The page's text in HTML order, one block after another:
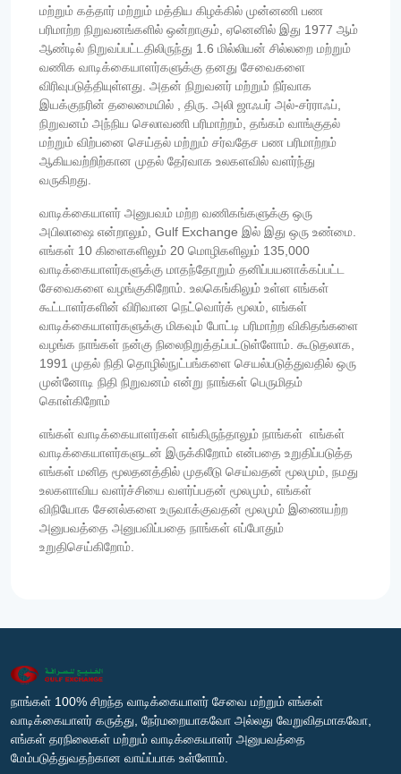
மற்றும் கத்தார் மற்றும் மத்திய கிழக்கில் முன்னணி பண
பரிமாற்ற நிறுவனங்களில் ஒன்றாகும், ஏனெனில் இது 1977 ஆம்
ஆண்டில் நிறுவப்பட்டதிலிருந்து 1.6 மில்லியன் சில்லறை மற்றும்
வணிக வாடிக்கையாளர்களுக்கு தனது சேவைகளை
விரிவுபடுத்தியுள்ளது. அதன் நிறுவனர் மற்றும் நிர்வாக
இயக்குநரின் தலைமையில் , திரு. அலி ஜாஃபர் அல்-சர்ராஃப்,
நிறுவனம் அந்நிய செலாவணி பரிமாற்றம், தங்கம் வாங்குதல்
மற்றும் விற்பனை செய்தல் மற்றும் சர்வதேச பண பரிமாற்றம்
ஆகியவற்றிற்கான முதல் தேர்வாக உலகளவில் வளர்ந்து
வருகிறது.
வாடிக்கையாளர் அனுபவம் மற்ற வணிகங்களுக்கு ஒரு
அபிலாஷை என்றாலும், Gulf Exchange இல் இது ஒரு உண்மை.
எங்கள் 10 கிளைகளிலும் 20 மொழிகளிலும் 135,000
வாடிக்கையாளர்களுக்கு மாதந்தோறும் தனிப்பயனாக்கப்பட்ட
சேவைகளை வழங்குகிறோம். உலகெங்கிலும் உள்ள எங்கள்
கூட்டாளர்களின் விரிவான நெட்வொர்க் மூலம், எங்கள்
வாடிக்கையாளர்களுக்கு மிகவும் போட்டி பரிமாற்ற விகிதங்களை
வழங்க நாங்கள் நன்கு நிலைநிறுத்தப்பட்டுள்ளோம். கூடுதலாக,
1991 முதல் நிதி தொழில்நுட்பங்களை செயல்படுத்துவதில் ஒரு
முன்னோடி நிதி நிறுவனம் என்று நாங்கள் பெருமிதம்
கொள்கிறோம்
எங்கள் வாடிக்கையாளர்கள் எங்கிருந்தாலும் நாங்கள் எங்கள்
வாடிக்கையாளர்களுடன் இருக்கிறோம் என்பதை உறுதிப்படுத்த
எங்கள் மனித மூலதனத்தில் முதலீடு செய்வதன் மூலமும், நமது
உலகளாவிய வளர்ச்சியை வளர்ப்பதன் மூலமும், எங்கள்
விநியோக சேனல்களை உருவாக்குவதன் மூலமும் இணையற்ற
அனுபவத்தை அனுபவிப்பதை நாங்கள் எப்போதும்
உறுதிசெய்கிறோம்.
நாங்கள் 100% சிறந்த வாடிக்கையாளர் சேவை மற்றும் எங்கள்
வாடிக்கையாளர் கருத்து, நேர்மறையாகவோ அல்லது வேறுவிதமாகவோ,
எங்கள் தரநிலைகள் மற்றும் வாடிக்கையாளர் அனுபவத்தை
மேம்படுத்துவதற்கான வாய்ப்பாக உள்ளோம்.